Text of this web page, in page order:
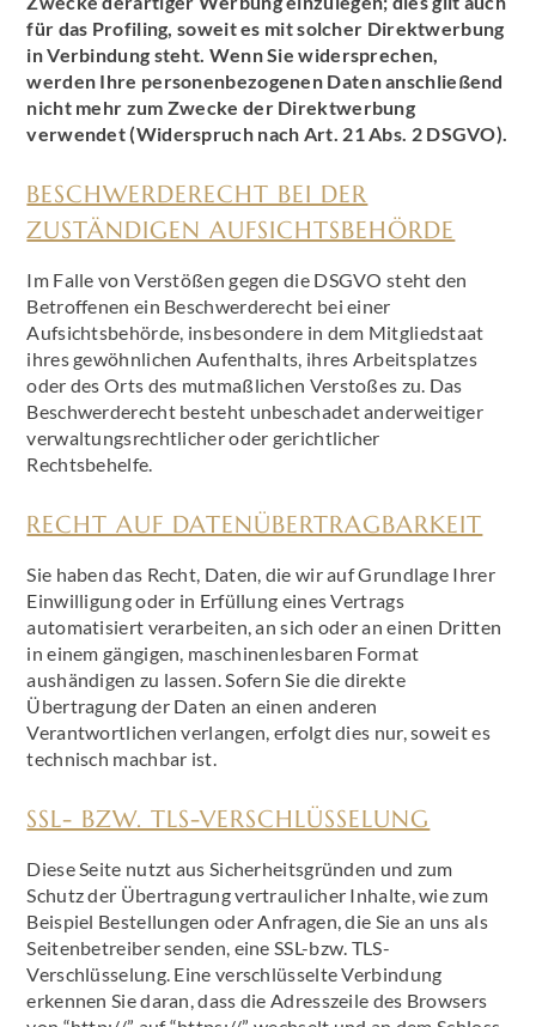
für das Profiling, soweit es mit solcher Direktwerbung
in Verbindung steht. Wenn Sie widersprechen,
werden Ihre personenbezogenen Daten anschließend
nicht mehr zum Zwecke der Direktwerbung
verwendet (Widerspruch nach Art. 21 Abs. 2 DSGVO).
BESCHWERDERECHT BEI DER
ZUSTÄNDIGEN AUFSICHTSBEHÖRDE
Im Falle von Verstößen gegen die DSGVO steht den
Betroffenen ein Beschwerderecht bei einer
Aufsichtsbehörde, insbesondere in dem Mitgliedstaat
ihres gewöhnlichen Aufenthalts, ihres Arbeitsplatzes
oder des Orts des mutmaßlichen Verstoßes zu. Das
Beschwerderecht besteht unbeschadet anderweitiger
verwaltungsrechtlicher oder gerichtlicher
Rechtsbehelfe.
RECHT AUF DATENÜBERTRAGBARKEIT
Sie haben das Recht, Daten, die wir auf Grundlage Ihrer
Einwilligung oder in Erfüllung eines Vertrags
automatisiert verarbeiten, an sich oder an einen Dritten
in einem gängigen, maschinenlesbaren Format
aushändigen zu lassen. Sofern Sie die direkte
Übertragung der Daten an einen anderen
Verantwortlichen verlangen, erfolgt dies nur, soweit es
technisch machbar ist.
SSL- BZW. TLS-VERSCHLÜSSELUNG
Diese Seite nutzt aus Sicherheitsgründen und zum
Schutz der Übertragung vertraulicher Inhalte, wie zum
Beispiel Bestellungen oder Anfragen, die Sie an uns als
Seitenbetreiber senden, eine SSL-bzw. TLS-
Verschlüsselung. Eine verschlüsselte Verbindung
erkennen Sie daran, dass die Adresszeile des Browsers